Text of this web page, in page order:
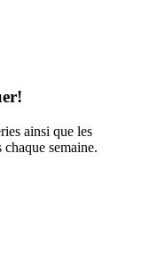
ainsi que les
semaine.